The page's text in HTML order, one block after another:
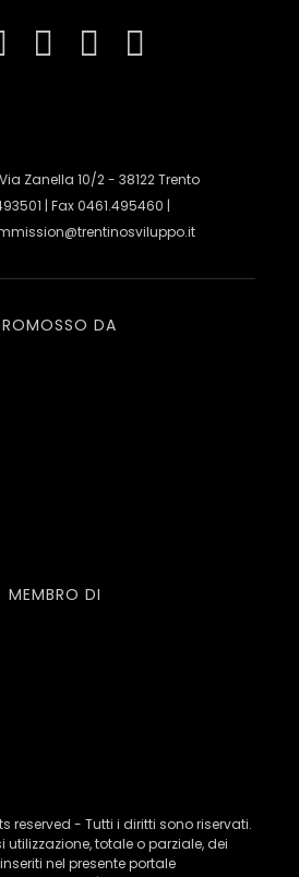
Zanella 10/2 - 38122 Trento
| Fax 0461.495460 |
DA
MEMBRO DI
reserved - Tutti i diritti sono riservati.
totale o parziale, dei
nel presente portale